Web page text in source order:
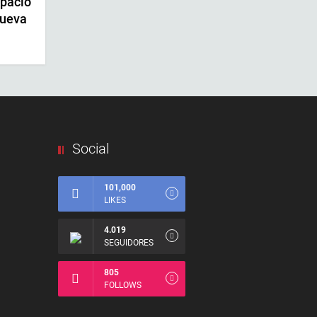
Social
101,000
LIKES
4.019
SEGUIDORES
805
FOLLOWS